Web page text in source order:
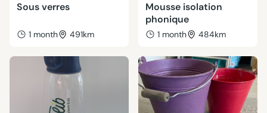
Sous verres
1 month 491km
Mousse isolation
phonique
1 month 484km